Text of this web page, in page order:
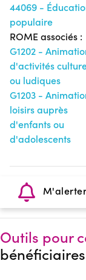
44069 -
populaire
ROME associés :
G1202 -
d'activités
ou ludiques
G1203 -
loisirs auprès
d'enfants ou
d'adolescents
Outils pour
bénéficiaires